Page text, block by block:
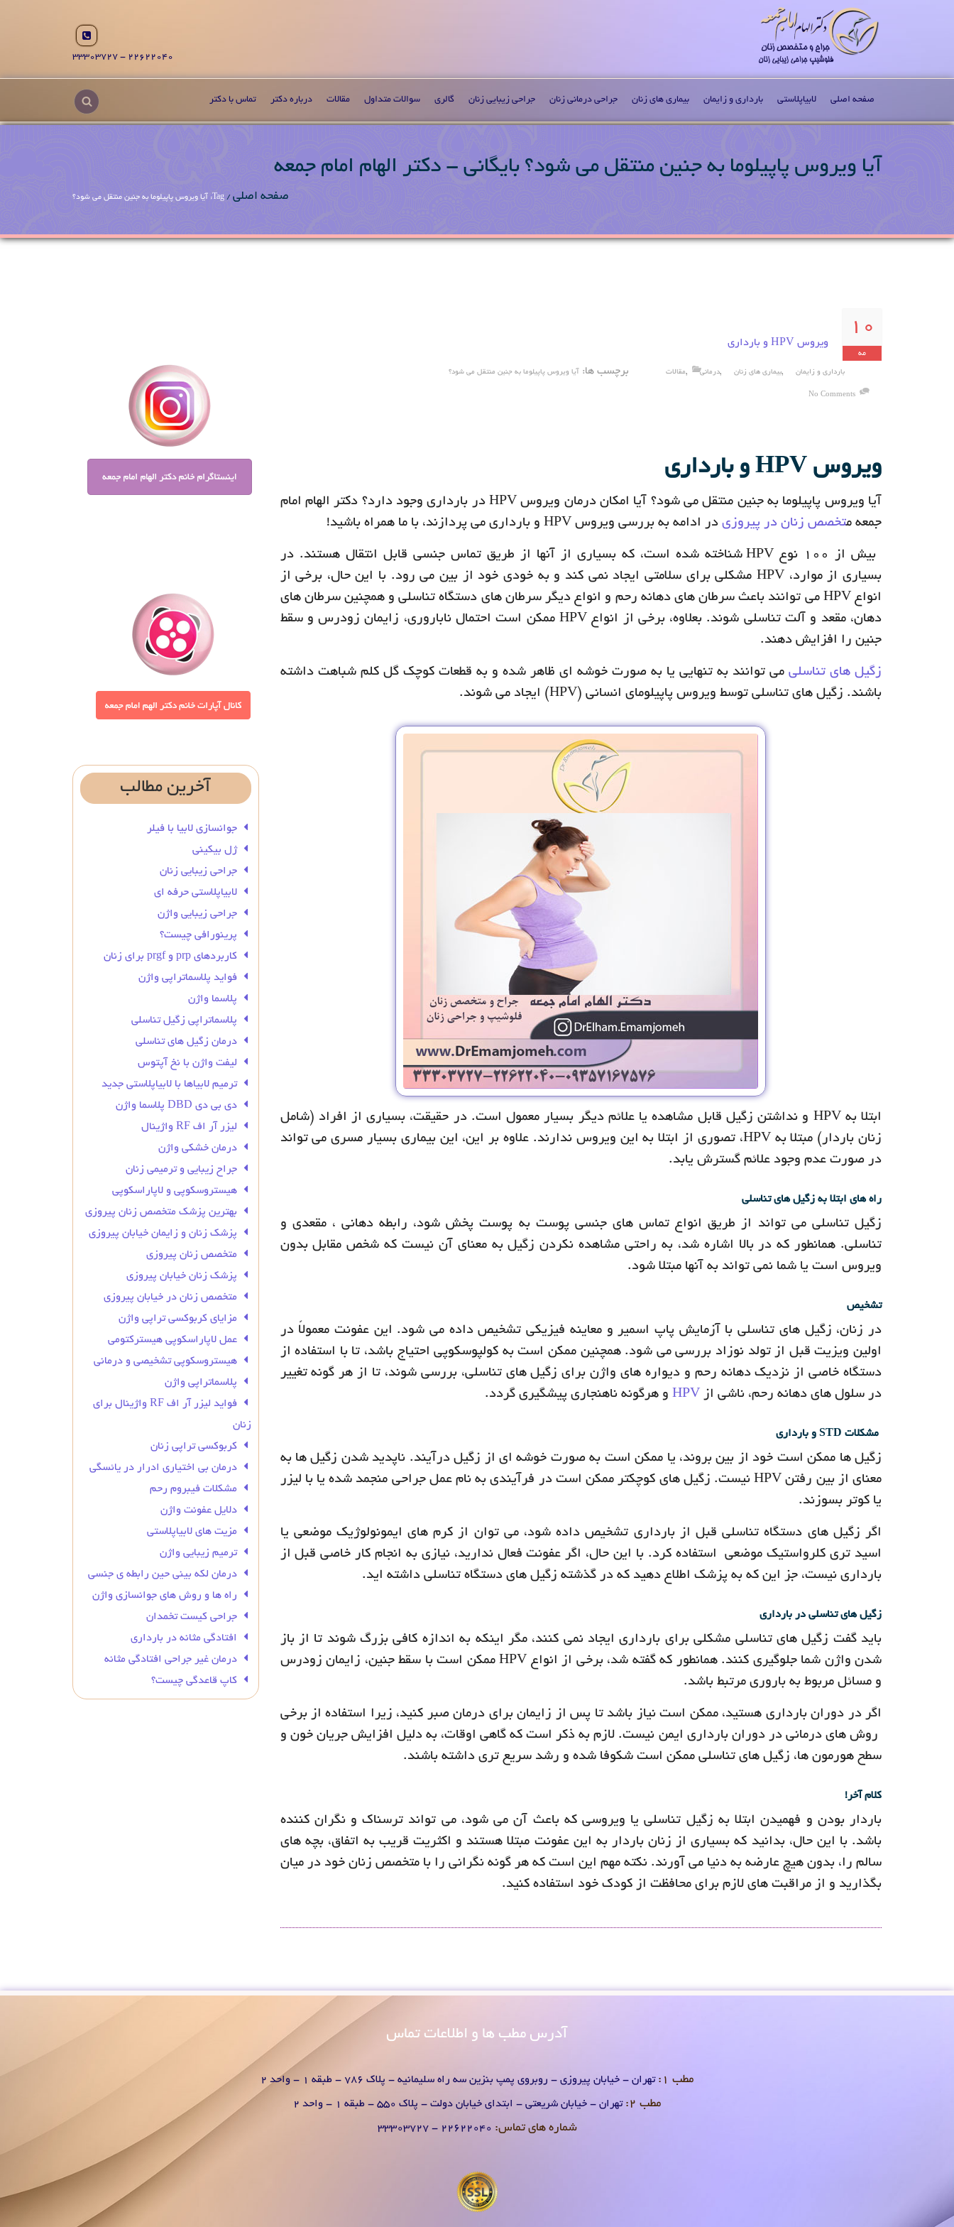
22622040 - 33303727
صفحه اصلی لابیاپلاستی بارداری و زایمان بیماری های زنان جراحی درمانی زنان جراحی زیبایی زنان گالری سوالات متداول مقالات درباره دکتر تماس با دکتر
آیا ویروس پاپیلوما به جنین منتقل می شود؟ بایگانی - دکتر الهام امام جمعه
صفحه اصلی / Tag: آیا ویروس پاپیلوما به جنین منتقل می شود؟
10
مه
ویروس HPV و بارداری
بارداری و زایمان ,بیماری های زنان ,درمانی ,مقالات برچسب ها: آیا ویروس پاپیلوما به جنین منتقل می شود؟
No Comments
ویروس HPV و بارداری
آیا ویروس پاپیلوما به جنین منتقل می شود؟ آیا امکان درمان ویروس HPV در بارداری وجود دارد؟ دکتر الهام امام
جمعه متخصص زنان در پیروزی در ادامه به بررسی ویروس HPV و بارداری می پردازند، با ما همراه باشید!
بیش از 100 نوع HPV شناخته شده است، که بسیاری از آنها از طریق تماس جنسی قابل انتقال هستند. در
بسیاری از موارد، HPV مشکلی برای سلامتی ایجاد نمی کند و به خودی خود از بین می رود. با این حال، برخی از
انواع HPV می توانند باعث سرطان های دهانه رحم و انواع دیگر سرطان های دستگاه تناسلی و همچنین سرطان های
دهان، مقعد و آلت تناسلی شوند. بعلاوه، برخی از انواع HPV ممکن است احتمال ناباروری، زایمان زودرس و سقط
جنین را افزایش دهند.
زگیل های تناسلی می توانند به تنهایی یا به صورت خوشه ای ظاهر شده و به قطعات کوچک گل کلم شباهت داشته
باشند. زگیل های تناسلی توسط ویروس پاپیلومای انسانی (HPV) ایجاد می شوند.
ابتلا به HPV و نداشتن زگیل قابل مشاهده یا علائم دیگر بسیار معمول است. در حقیقت، بسیاری از افراد (شامل
زنان باردار) مبتلا به HPV، تصوری از ابتلا به این ویروس ندارند. علاوه بر این، این بیماری بسیار مسری می تواند
در صورت عدم وجود علائم گسترش یابد.
راه های ابتلا به زگیل های تناسلی
زگیل تناسلی می تواند از طریق انواع تماس های جنسی پوست به پوست پخش شود، رابطه دهانی ، مقعدی و
تناسلی. همانطور که در بالا اشاره شد، به راحتی مشاهده نکردن زگیل به معنای آن نیست که شخص مقابل بدون
ویروس است یا شما نمی تواند به آنها مبتلا شود.
تشخیص
در زنان، زگیل های تناسلی با آزمایش پاپ اسمیر و معاینه فیزیکی تشخیص داده می شود. این عفونت معمولاً در
اولین ویزیت قبل از تولد نوزاد بررسی می شود. همچنین ممکن است به کولپوسکوپی احتیاج باشد، تا با استفاده از
دستگاه خاصی از نزدیک دهانه رحم و دیواره های واژن برای زگیل های تناسلی، بررسی شوند، تا از هر گونه تغییر
در سلول های دهانه رحم، ناشی از HPV و هرگونه ناهنجاری پیشگیری گردد.
مشکلات STD و بارداری
زگیل ها ممکن است خود از بین بروند، یا ممکن است به صورت خوشه ای از زگیل درآیند. ناپدید شدن زگیل ها به
معنای از بین رفتن HPV نیست. زگیل های کوچکتر ممکن است در فرآیندی به نام عمل جراحی منجمد شده یا با لیزر
یا کوتر بسوزند.
اگر زگیل های دستگاه تناسلی قبل از بارداری تشخیص داده شود، می توان از کرم های ایمونولوژیک موضعی یا
اسید تری کلرواستیک موضعی استفاده کرد. با این حال، اگر عفونت فعال ندارید، نیازی به انجام کار خاصی قبل از
بارداری نیست، جز این که به پزشک اطلاع دهید که در گذشته زگیل های دستگاه تناسلی داشته اید.
زگیل های تناسلی در بارداری
باید گفت زگیل های تناسلی مشکلی برای بارداری ایجاد نمی کنند، مگر اینکه به اندازه کافی بزرگ شوند تا از باز
شدن واژن شما جلوگیری کنند. همانطور که گفته شد، برخی از انواع HPV ممکن است با سقط جنین، زایمان زودرس
و مسائل مربوط به باروری مرتبط باشد.
اگر در دوران بارداری هستید، ممکن است نیاز باشد تا پس از زایمان برای درمان صبر کنید، زیرا استفاده از برخی
روش های درمانی در دوران بارداری ایمن نیست. لازم به ذکر است که گاهی اوقات، به دلیل افزایش جریان خون و
سطح هورمون ها، زگیل های تناسلی ممکن است شکوفا شده و رشد سریع تری داشته باشند.
کلام آخر!
باردار بودن و فهمیدن ابتلا به زگیل تناسلی یا ویروسی که باعث آن می شود، می تواند ترسناک و نگران کننده
باشد. با این حال، بدانید که بسیاری از زنان باردار به این عفونت مبتلا هستند و اکثریت قریب به اتفاق، بچه های
سالم را، بدون هیچ عارضه به دنیا می آورند. نکته مهم این است که هر گونه نگرانی را با متخصص زنان خود در میان
بگذارید و از مراقبت های لازم برای محافظت از کودک خود استفاده کنید.
آخرین مطالب
جوانسازی لابیا با فیلر
ژل بیکینی
جراحی زیبایی زنان
لابیاپلاستی حرفه ای
جراحی زیبایی واژن
پرینورافی چیست؟
کاربردهای prp و prgf برای زنان
فواید پلاسماتراپی واژن
پلاسما واژن
پلاسماتراپی زگیل تناسلی
درمان زگیل‌ های تناسلی
لیفت واژن با نخ آپتوس
ترمیم لابیاها با لابیاپلاستی جدید
دی بی دی DBD پلاسما واژن
لیزر آر اف RF واژینال
درمان خشکی واژن
جراح زیبایی و ترمیمی زنان
هیستروسکوپی و لاپاراسکوپی
بهترین پزشک متخصص زنان پیروزی
پزشک زنان و زایمان خیابان پیروزی
متخصص زنان پیروزی
پزشک زنان خیابان پیروزی
متخصص زنان در خیابان پیروزی
مزایای کربوکسی تراپی واژن
عمل لاپاراسکوپی هیسترکتومی
هیستروسکوپی تشخیصی و درمانی
پلاسماتراپی واژن
فواید لیزر آر اف RF واژینال برای
زنان
کربوکسی تراپی زنان
درمان بی‌ اختیاری ادرار در یائسگی
مشکلات فیبروم رحم
دلایل عفونت واژن
مزیت های لابیاپلاستی
ترمیم زیبایی واژن
درمان لکه بینی حین رابطه ی جنسی
راه ها و روش های جوانسازی واژن
جراحی کیست تخمدان
افتادگی مثانه در بارداری
درمان غیر جراحی افتادگی مثانه
کاپ قاعدگی چیست؟
آدرس مطب ها و اطلاعات تماس
مطب 1: تهران - خیابان پیروزی - روبروی پمپ بنزین سه راه سلیمانیه - پلاک 786 - طبقه 1 - واحد 2
مطب 2: تهران - خیابان شریعتی - ابتدای خیابان دولت - پلاک 550 - طبقه 1 - واحد 2
شماره های تماس: